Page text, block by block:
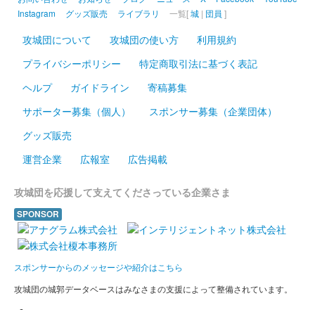
販売終了
杯第74期王将戦七番勝負第一局を記念して作られた御城印。藤井
掛川城 御城印 正月限定 干支巳切り絵
販売終了
掛川城 御城印 掛川城×JR東海 オリジナル御城印
配布終了
JR東海 TOKAI STATION POINTアプリ内のスタンプラリーに参
加して、3箇所デジタルスタンプを集めるともらえる御城印。
掛川城 御城印
Instagram
グッズ販売 ライブラリ 一覧[城 | 団員 ]
攻城団について 攻城団の使い方
利用規約
プライバシーポリシー
特定商取引法に基づく表記
ヘルプ
ガイドライン
寄稿募集
サポーター募集（個人）
スポンサー募集（企業団体）
グッズ販売
運営企業
広報室 広告掲載
攻城団を応援して支えてくださっている企業さま
SPONSOR
スポンサーからのメッセージや紹介はこちら
攻城団の城郭データベースはみなさまの支援によって整備されています。